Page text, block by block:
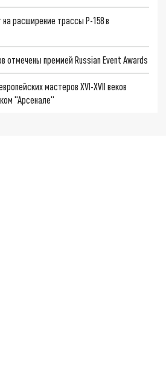
на расширение трассы Р-158 в
отмечены премией Russian Event Awards
мастеров XVI-XVII веков
"Арсенале"